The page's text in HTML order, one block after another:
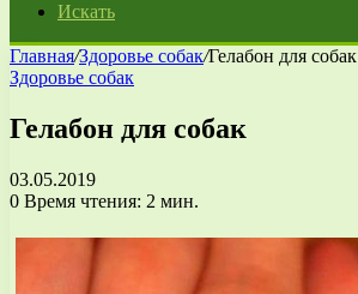
Искать
Главная/Здоровье собак/Гелабон для собак
Здоровье собак
Гелабон для собак
03.05.2019
0 Время чтения: 2 мин.